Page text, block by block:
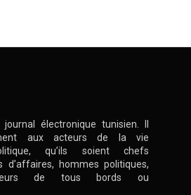
électronique tunisien. Il
aux acteurs de la vie
qu’ils soient chefs
d’affaires, hommes politiques,
de tous bords ou